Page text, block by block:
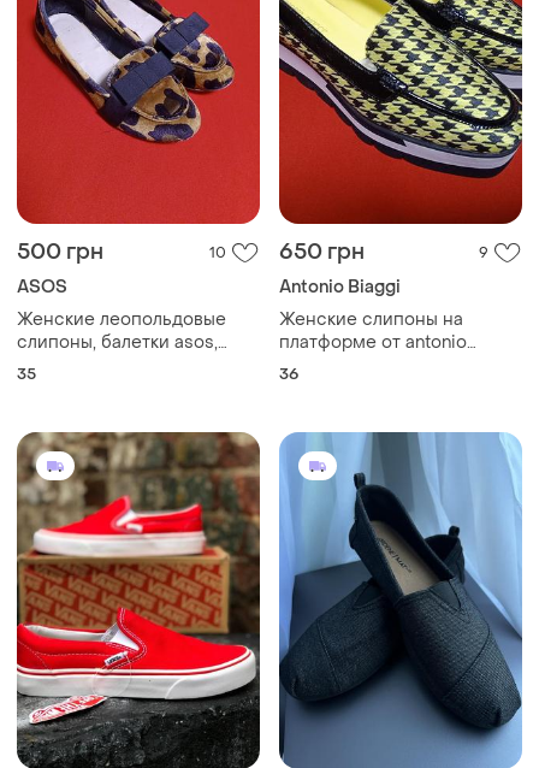
500 грн 10
ASOS
Женские леопольдовые
слипоны, балетки asos,
размер 35, длина стельки
35
650 грн 9
Antonio Biaggi
Женские слипоны на
платформе от antonio
biaggi, размер 36, длина
36